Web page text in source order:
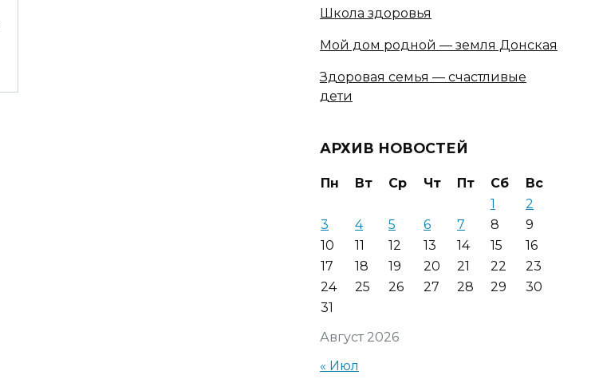
Школа здоровья
Мой дом родной — земля Донская
Здоровая семья — счастливые
дети
АРХИВ НОВОСТЕЙ
Август 2026
Пн Вт Ср Чт Пт Сб
Вс
1
2
3
4 5 6 7 8
9
10
11 12 13 14 15
16
17
18 19 20 21 22
23
24
25 26 27 28 29
30
31
« Июл